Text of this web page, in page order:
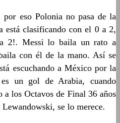
eso Polonia no pasa de la
está clasificando con el 0 a 2,
2!. Messi lo baila un rato a
con él de la mano. Así se
escuchando a México por la
un gol de Arabia, cuando
a los Octavos de Final 36 años
se lo merece.